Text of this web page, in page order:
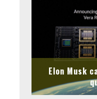
Elon Musk